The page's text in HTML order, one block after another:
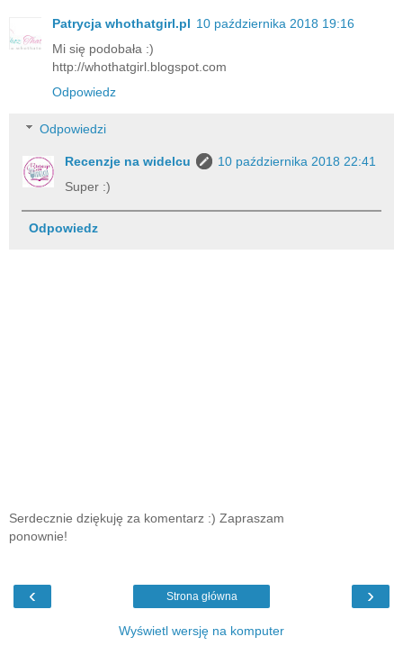
Patrycja whothatgirl.pl 10 października 2018 19:16
Mi się podobała :)
http://whothatgirl.blogspot.com
Odpowiedz
Odpowiedzi
Recenzje na widelcu
10 października 2018 22:41
Super :)
Odpowiedz
Serdecznie dziękuję za komentarz :) Zapraszam
ponownie!
‹ ›
Strona główna
Wyświetl wersję na komputer